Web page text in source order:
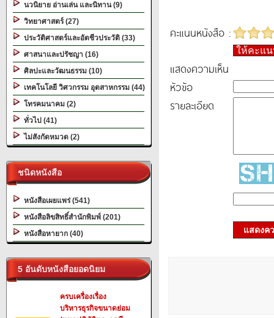
นวนิยาย อ่านเล่น และนิทาน (9)
วิทยาศาสตร์ (27)
ประวัติศาสตร์และอัตชีวประวัติ (33)
ศาสนาและปรัชญา (16)
ศิลปะและวัฒนธรรม (10)
เทคโนโลยี วิศวกรรม อุตสาหกรรม (44)
โทรคมนาคม (2)
ทั่วไป (41)
ไม่สังกัดหมวด (2)
ชนิดหนังสือ
หนังสือเผยแพร่ (541)
หนังสือลิขสิทธิ์สำนักพิมพ์ (201)
หนังสือหายาก (40)
5 อันดับหนังสือยอดนิยม
ครบเครื่องเรื่อง
บริหารธุรกิจขนาดย่อม
คะแนนหนังสือ :
ให้คะแ
แสดงความเห็น
หัวข้อ
รายละเอียด
แสดงค